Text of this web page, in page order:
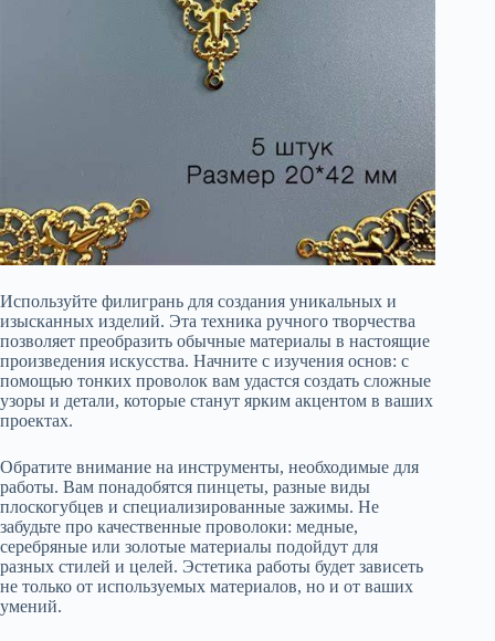
Используйте филигрань для создания уникальных и
изысканных изделий. Эта техника ручного творчества
позволяет преобразить обычные материалы в настоящие
произведения искусства. Начните с изучения основ: с
помощью тонких проволок вам удастся создать сложные
узоры и детали, которые станут ярким акцентом в ваших
проектах.
Обратите внимание на инструменты, необходимые для
работы. Вам понадобятся пинцеты, разные виды
плоскогубцев и специализированные зажимы. Не
забудьте про качественные проволоки: медные,
серебряные или золотые материалы подойдут для
разных стилей и целей. Эстетика работы будет зависеть
не только от используемых материалов, но и от ваших
умений.